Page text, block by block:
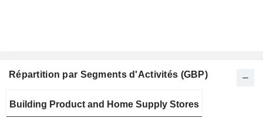
Répartition par Segments d'Activités (GBP)
Fiscale:
Building Product and Home Supply Stores